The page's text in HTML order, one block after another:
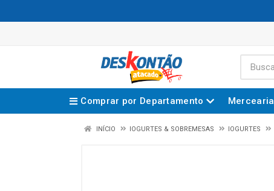
Comprar por Departamento Mercearia
INÍCIO IOGURTES & SOBREMESAS IOGURTES